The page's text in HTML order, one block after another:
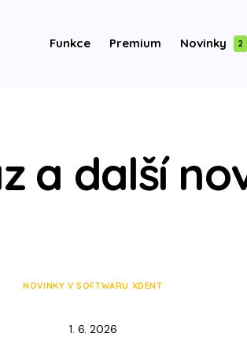
Funkce Premium 2
Novinky
a další
NOVINKY V SOFTWARU XDENT
1. 6. 2026